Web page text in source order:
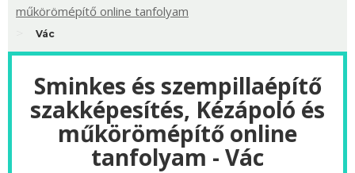
műkörömépítő online tanfolyam
Vác
Sminkes és szempillaépítő
szakképesítés, Kézápoló és
műkörömépítő online
tanfolyam - Vác